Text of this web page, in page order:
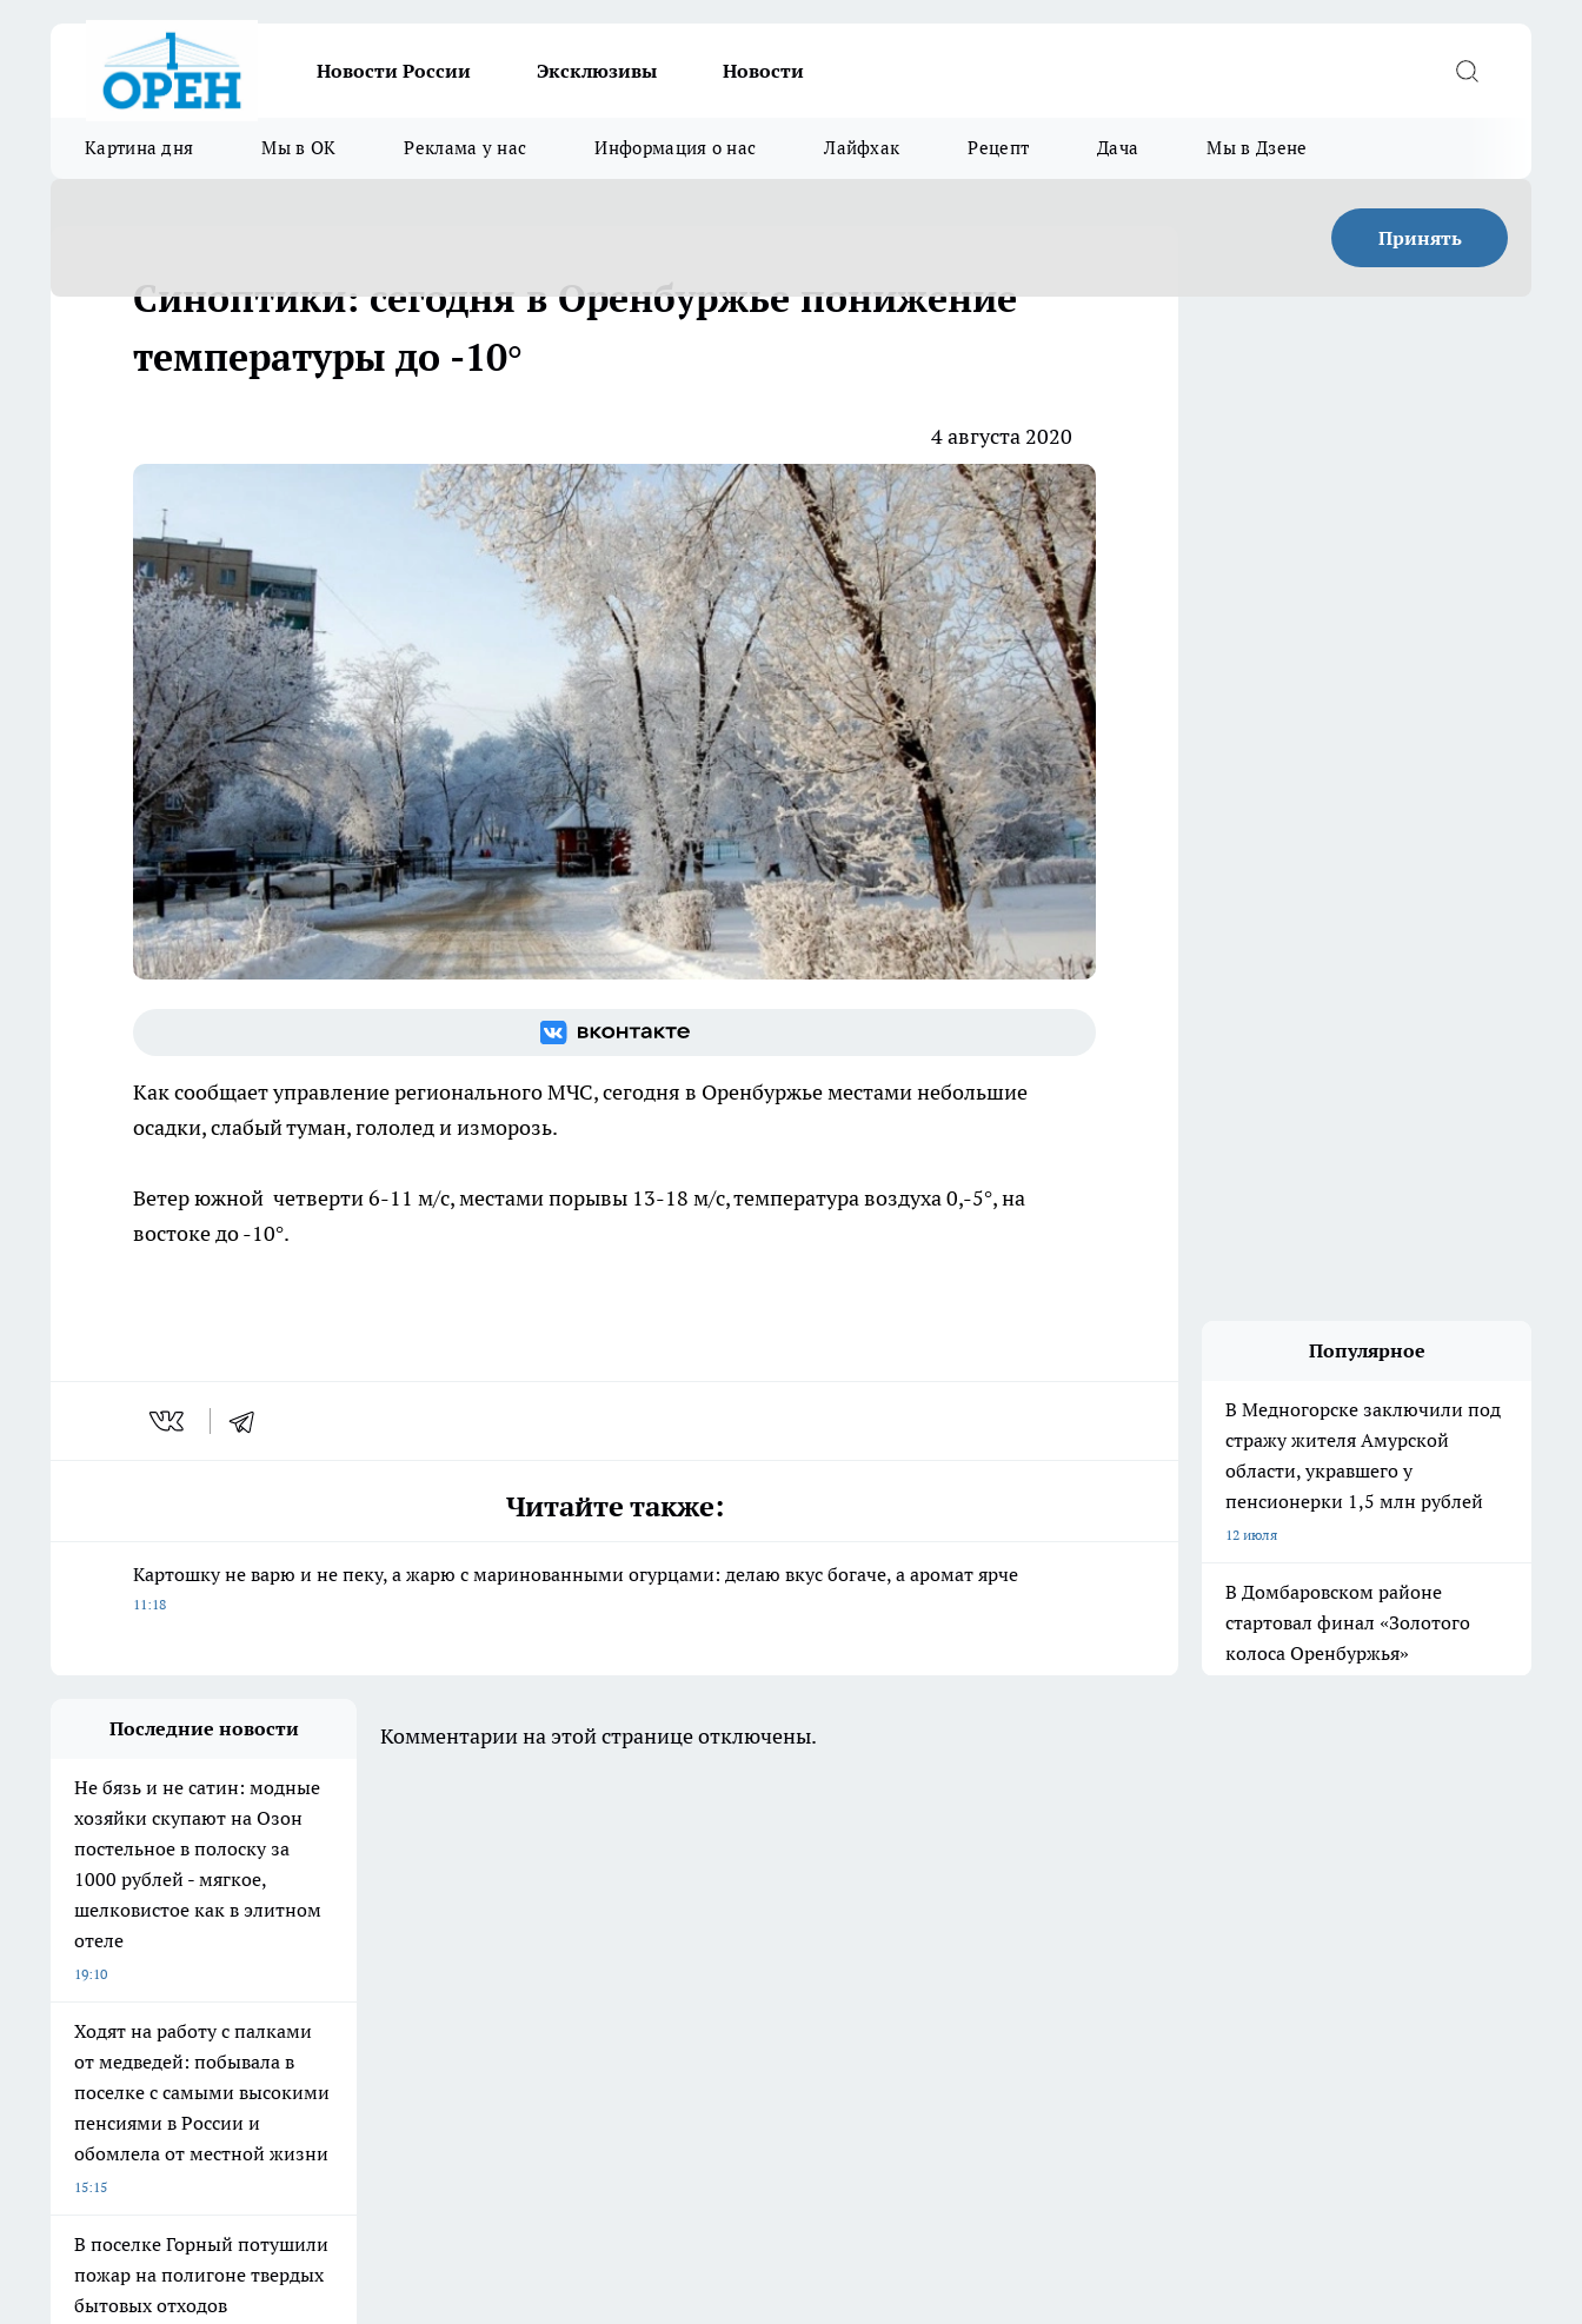
Новости России Эксклюзивы Новости
Картина дня Мы в ОК Реклама у нас Информация о нас Лайфхак Рецепт Дача Мы в Дзене
Принять
Синоптики: сегодня в Оренбуржье понижение
температуры до -10°
4 августа 2020
Как сообщает управление регионального МЧС, сегодня в Оренбуржье местами небольшие
осадки, слабый туман, гололед и изморозь.
Ветер южной четверти 6-11 м/с, местами порывы 13-18 м/с, температура воздуха 0,-5°, на
востоке до -10°.
Читайте также:
Картошку не варю и не пеку, а жарю с маринованными огурцами: делаю вкус богаче, а аромат ярче
11:18
Популярное
В Медногорске заключили под
стражу жителя Амурской
области, укравшего у
пенсионерки 1,5 млн рублей
12 июля
В Домбаровском районе
стартовал финал «Золотого
колоса Оренбуржья»
Последние новости
Не бязь и не сатин: модные
хозяйки скупают на Озон
постельное в полоску за
1000 рублей - мягкое,
шелковистое как в элитном
отеле
19:10
Ходят на работу с палками
от медведей: побывала в
поселке с самыми высокими
пенсиями в России и
обомлела от местной жизни
15:15
В поселке Горный потушили
пожар на полигоне твердых
бытовых отходов
Комментарии на этой странице отключены.